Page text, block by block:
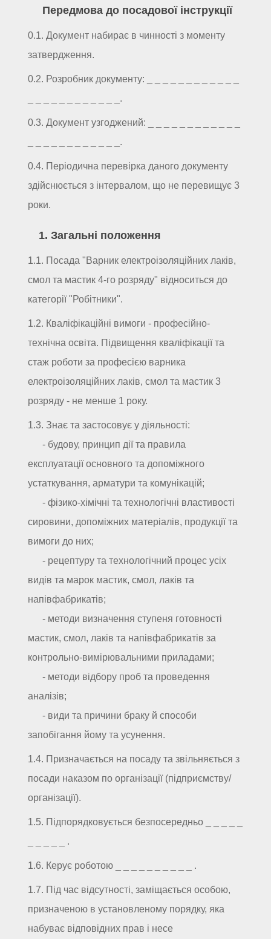
Передмова до посадової інструкції
0.1. Документ набирає в чинності з моменту
затвердження.
0.2. Розробник документу: _ _ _ _ _ _ _ _ _ _ _ _
_ _ _ _ _ _ _ _ _ _ _ _.
0.3. Документ узгоджений: _ _ _ _ _ _ _ _ _ _ _ _
_ _ _ _ _ _ _ _ _ _ _ _.
0.4. Періодична перевірка даного документу
здійснюється з інтервалом, що не перевищує 3
роки.
1. Загальні положення
1.1. Посада "Варник електроізоляційних лаків,
смол та мастик 4-го розряду" відноситься до
категорії "Робітники".
1.2. Кваліфікаційні вимоги - професійно-
технічна освіта. Підвищення кваліфікації та
стаж роботи за професією варника
електроізоляційних лаків, смол та мастик 3
розряду - не менше 1 року.
1.3. Знає та застосовує у діяльності:
- будову, принцип дії та правила
експлуатації основного та допоміжного
устаткування, арматури та комунікацій;
- фізико-хімічні та технологічні властивості
сировини, допоміжних матеріалів, продукції та
вимоги до них;
- рецептуру та технологічний процес усіх
видів та марок мастик, смол, лаків та
напівфабрикатів;
- методи визначення ступеня готовності
мастик, смол, лаків та напівфабрикатів за
контрольно-вимірювальними приладами;
- методи відбору проб та проведення
аналізів;
- види та причини браку й способи
запобігання йому та усунення.
1.4. Призначається на посаду та звільняється з
посади наказом по організації (підприємству/
організації).
1.5. Підпорядковується безпосередньо _ _ _ _ _
_ _ _ _ _ .
1.6. Керує роботою _ _ _ _ _ _ _ _ _ _ .
1.7. Під час відсутності, заміщається особою,
призначеною в установленому порядку, яка
набуває відповідних прав і несе